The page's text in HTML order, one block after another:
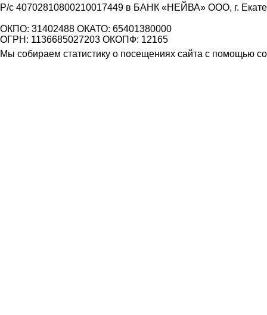
Р/с 40702810800210017449 в БАНК «НЕЙВА» ООО, г.
ОКПО: 31402488 ОКАТО: 65401380000
ОГРН: 1136685027203 ОКОПФ: 12165
Мы собираем статистику о посещениях сайта с помощью